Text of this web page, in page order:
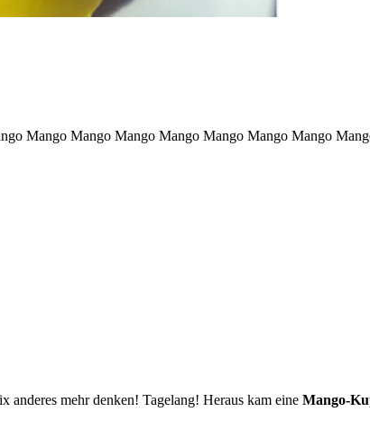
Mango Mango Mango Mango Mango Mango Mango
mehr denken! Tagelang! Heraus kam eine Mango-